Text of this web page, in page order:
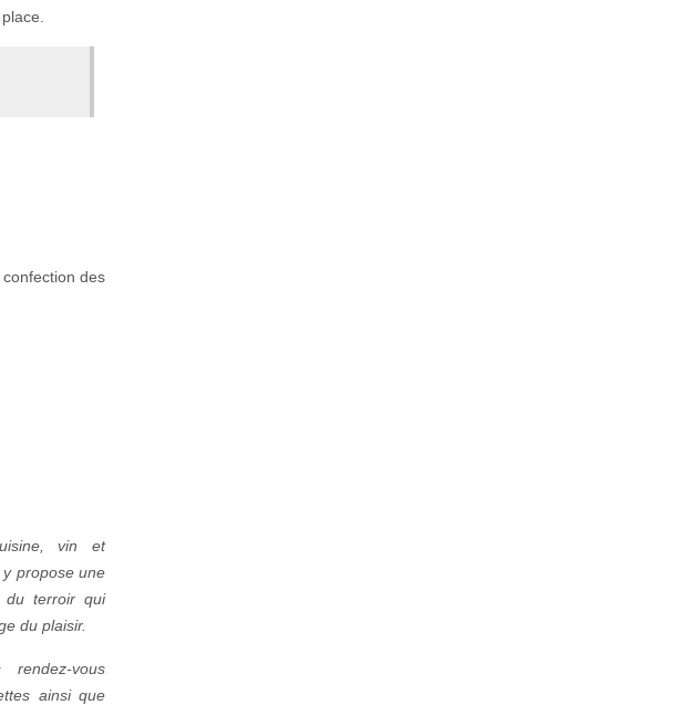
des
vin et
y propose une
du terroir qui
du plaisir.
vous
ainsi que